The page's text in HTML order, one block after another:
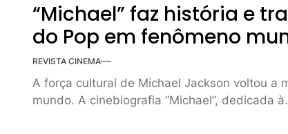
“Michael” faz história e
do Pop em fenômeno
REVISTA CINEMA
A força cultural de Michael Jackson voltou a
mundo. A cinebiografia “Michael”, dedicada